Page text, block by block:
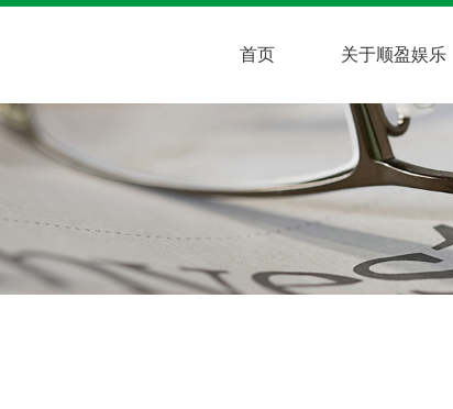
首页 关于顺盈娱乐